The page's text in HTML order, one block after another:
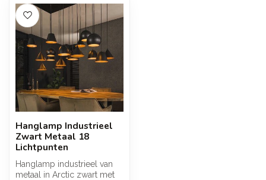
Hanglamp Industrieel
Zwart Metaal 18
Lichtpunten
Hanglamp industrieel van
metaal in Arctic zwart met